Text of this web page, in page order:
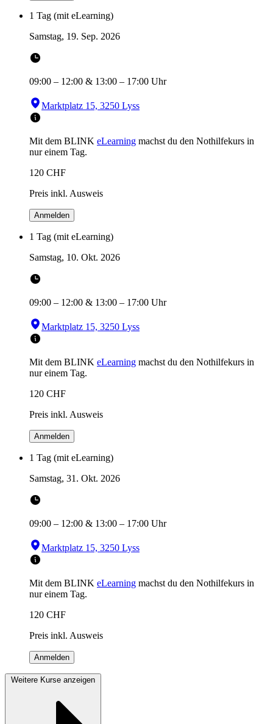
1 Tag (mit eLearning)
Samstag, 19. Sep. 2026
09:00 – 12:00 & 13:00 – 17:00 Uhr
Marktplatz 15, 3250 Lyss
Mit dem BLINK eLearning machst du den Nothilfekurs in
nur einem Tag.
120 CHF
Preis inkl. Ausweis
Anmelden
1 Tag (mit eLearning)
Samstag, 10. Okt. 2026
09:00 – 12:00 & 13:00 – 17:00 Uhr
Marktplatz 15, 3250 Lyss
Mit dem BLINK eLearning machst du den Nothilfekurs in
nur einem Tag.
120 CHF
Preis inkl. Ausweis
Anmelden
1 Tag (mit eLearning)
Samstag, 31. Okt. 2026
09:00 – 12:00 & 13:00 – 17:00 Uhr
Marktplatz 15, 3250 Lyss
Mit dem BLINK eLearning machst du den Nothilfekurs in
nur einem Tag.
120 CHF
Preis inkl. Ausweis
Anmelden
Weitere Kurse anzeigen